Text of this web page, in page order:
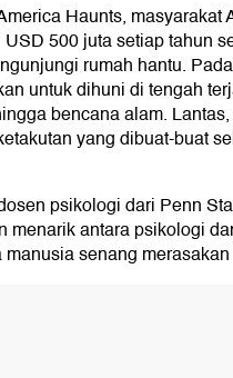
Haunts,
500 juta setiap tahun
rumah hantu.
untuk dihuni di tengah
bencana alam.
yang dibuat-buat
psikologi dari Penn
menarik antara psikologi
manusia senang